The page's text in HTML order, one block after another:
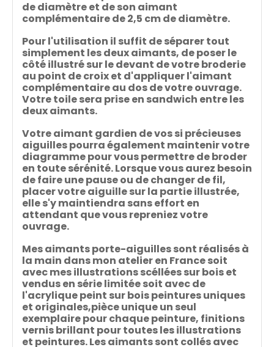
de diamètre et de son aimant
complémentaire de 2,5 cm de diamètre.
Pour l'utilisation il suffit de séparer tout
simplement les deux aimants, de poser le
côté illustré sur le devant de votre broderie
au point de croix et d'appliquer l'aimant
complémentaire au dos de votre ouvrage.
Votre toile sera prise en sandwich entre les
deux aimants.
Votre aimant gardien de vos si précieuses
aiguilles pourra également maintenir votre
diagramme pour vous permettre de broder
en toute sérénité. Lorsque vous aurez besoin
de faire une pause ou de changer de fil,
placer votre aiguille sur la partie illustrée,
elle s'y maintiendra sans effort en
attendant que vous repreniez votre
ouvrage.
Mes aimants porte-aiguilles sont réalisés à
la main dans mon atelier en France soit
avec mes illustrations scéllées sur bois et
vendus en série limitée soit avec de
l'acrylique peint sur bois peintures uniques
et originales,pièce unique un seul
exemplaire pour chaque peinture, finitions
vernis brillant pour toutes les illustrations
et peintures. Les aimants sont collés avec